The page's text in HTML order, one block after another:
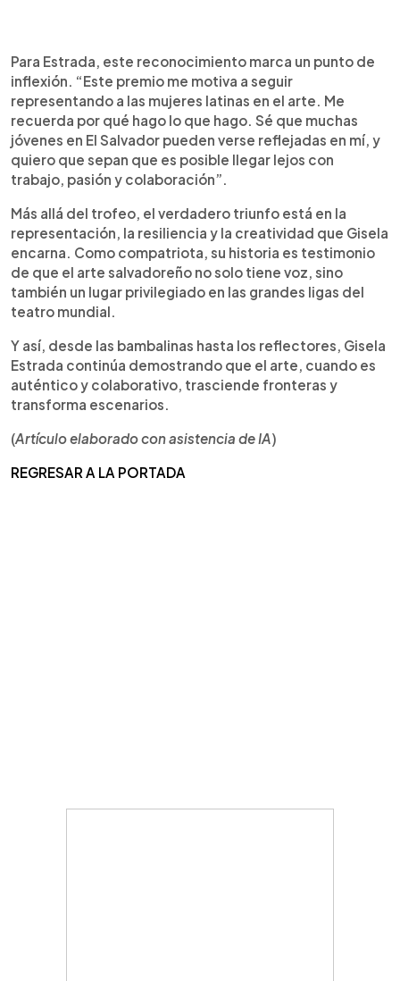
Para Estrada, este reconocimiento marca un punto de
inflexión. “Este premio me motiva a seguir
representando a las mujeres latinas en el arte. Me
recuerda por qué hago lo que hago. Sé que muchas
jóvenes en El Salvador pueden verse reflejadas en mí, y
quiero que sepan que es posible llegar lejos con
trabajo, pasión y colaboración”.
Más allá del trofeo, el verdadero triunfo está en la
representación, la resiliencia y la creatividad que Gisela
encarna. Como compatriota, su historia es testimonio
de que el arte salvadoreño no solo tiene voz, sino
también un lugar privilegiado en las grandes ligas del
teatro mundial.
Y así, desde las bambalinas hasta los reflectores, Gisela
Estrada continúa demostrando que el arte, cuando es
auténtico y colaborativo, trasciende fronteras y
transforma escenarios.
(Artículo elaborado con asistencia de IA)
REGRESAR A LA PORTADA